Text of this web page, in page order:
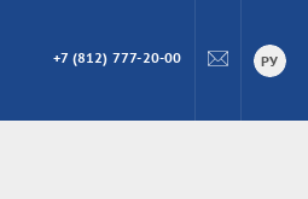
ПОИСК
+7 (812) 777-20-00 РУ